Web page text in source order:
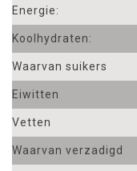
Energie:
Koolhydraten:
Waarvan suikers
Eiwitten
Vetten
Waarvan verzadigd